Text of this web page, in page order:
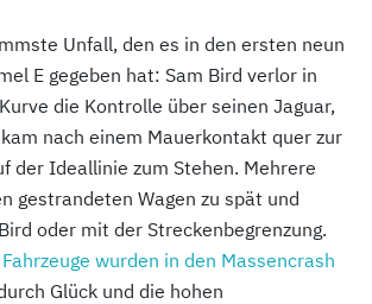
Unfall, den es in den ersten neun
E gegeben hat: Sam Bird verlor in
die Kontrolle über seinen Jaguar,
nach einem Mauerkontakt quer zur
der Ideallinie zum Stehen. Mehrere
gestrandeten Wagen zu spät und
oder mit der Streckenbegrenzung.
wurden in den Massencrash
Glück und die hohen